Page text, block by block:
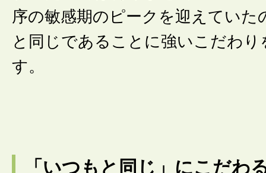
序の敏感期のピークを迎えていた
と同じであることに強いこだわ
す。
「いつもと同じ」にこだわ